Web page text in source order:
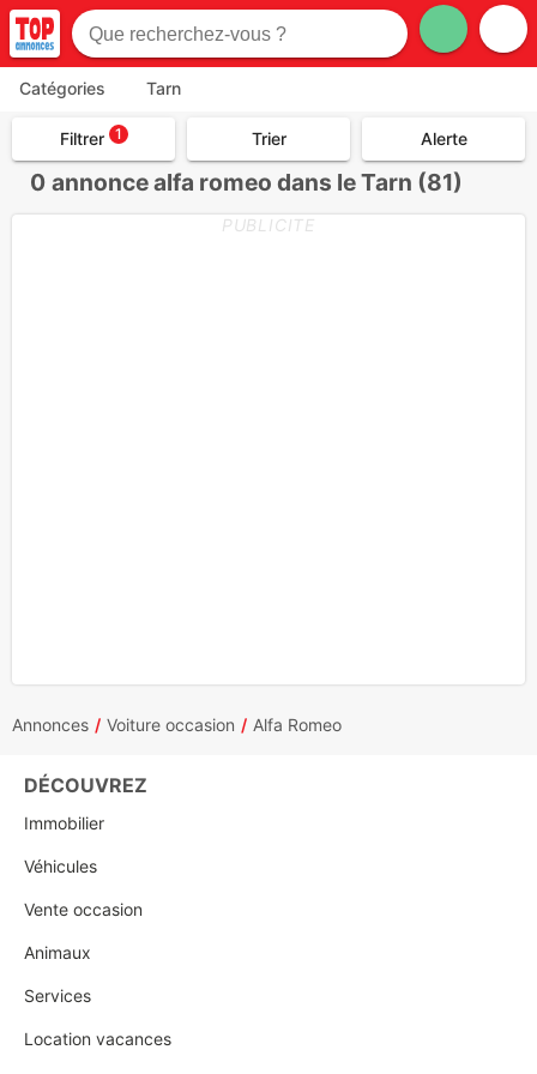
Catégories Tarn
Filtrer 1 Trier Alerte
0 annonce alfa romeo dans le Tarn (81)
PUBLICITE
Annonces Voiture occasion Alfa Romeo
DÉCOUVREZ
Immobilier
Véhicules
Vente occasion
Animaux
Services
Location vacances